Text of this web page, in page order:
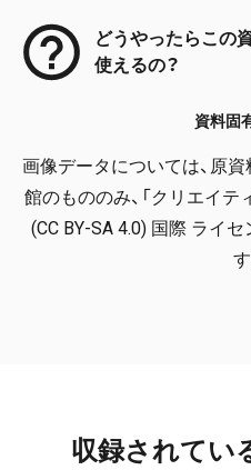
どうやったらこの
使えるの？
資料固
画像データについては、原
館のもののみ、「クリエイテ
(CC BY-SA 4.0) 国際 ライ
す
収録されてい